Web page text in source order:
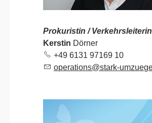
Prokuristin / Verkehrsleiterin
Kerstin Dörner
+49 6131 97169 10
p r t ns st rk- mz g